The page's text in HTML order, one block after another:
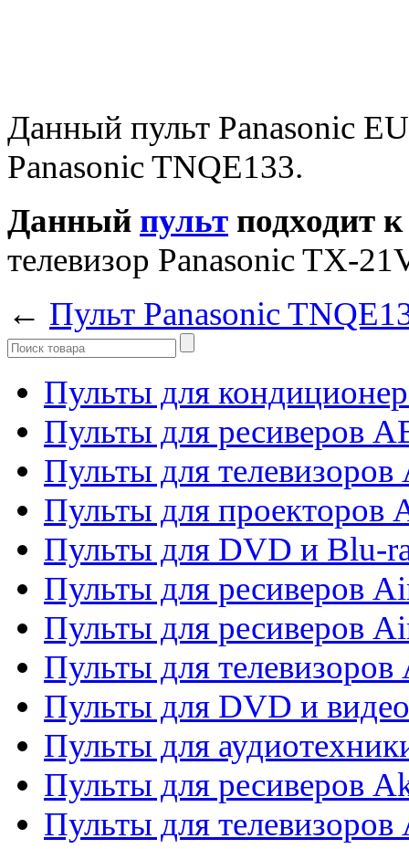
Данный пульт Panasonic
Panasonic TNQE133.
Данный пульт подходит
телевизор Panasonic TX-
← Пульт Panasonic
Пульты для
Пульты для ресиверов
Пульты для телевизоров
Пульты для проекторов
Пульты для DVD и Blu-
Пульты для ресиверов
Пульты для ресиверов
Пульты для телевизоров
Пульты для DVD и
Пульты для
Пульты для ресиверов
Пульты для телевизоров